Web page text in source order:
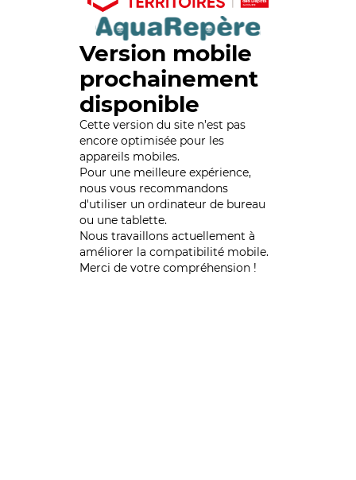
Version mobile
prochainement
disponible
Cette version du site n’est pas
encore optimisée pour les
appareils mobiles.
Pour une meilleure expérience,
nous vous recommandons
d'utiliser un ordinateur de bureau
ou une tablette.
Nous travaillons actuellement à
améliorer la compatibilité mobile.
Merci de votre compréhension !